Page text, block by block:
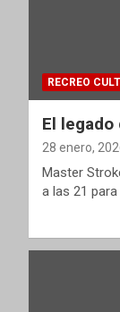
RECREO
El
28 enero,
Master
a las 21